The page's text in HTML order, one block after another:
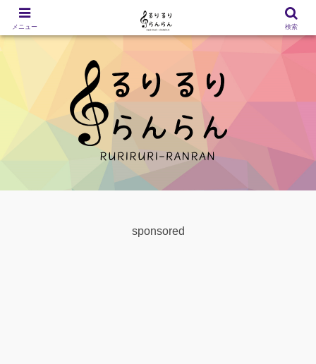
sponsored
メニュー 検索